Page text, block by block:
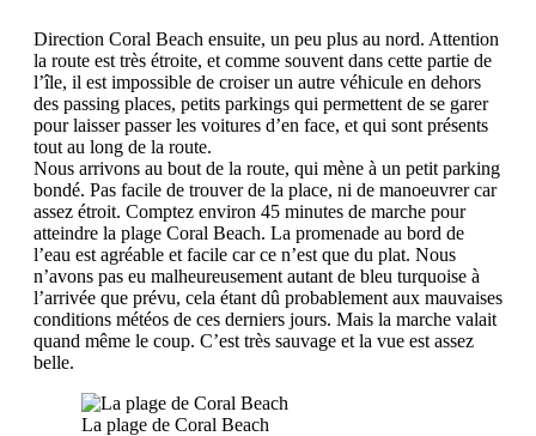
Direction Coral Beach ensuite, un peu plus au nord. Attention
la route est très étroite, et comme souvent dans cette partie de
l’île, il est impossible de croiser un autre véhicule en dehors
des passing places, petits parkings qui permettent de se garer
pour laisser passer les voitures d’en face, et qui sont présents
tout au long de la route.
Nous arrivons au bout de la route, qui mène à un petit parking
bondé. Pas facile de trouver de la place, ni de manoeuvrer car
assez étroit. Comptez environ 45 minutes de marche pour
atteindre la plage Coral Beach. La promenade au bord de
l’eau est agréable et facile car ce n’est que du plat. Nous
n’avons pas eu malheureusement autant de bleu turquoise à
l’arrivée que prévu, cela étant dû probablement aux mauvaises
conditions météos de ces derniers jours. Mais la marche valait
quand même le coup. C’est très sauvage et la vue est assez
belle.
La plage de Coral Beach